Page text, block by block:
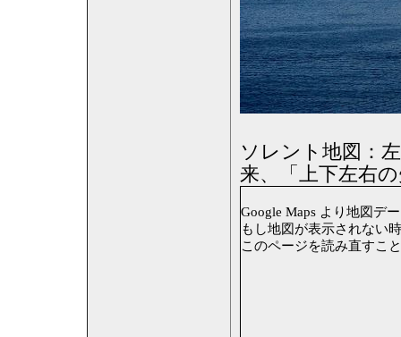
ソレント地図：
来、「上下左右
Google Maps より地図デ
もし地図が表示されない
このページを読み直すこ